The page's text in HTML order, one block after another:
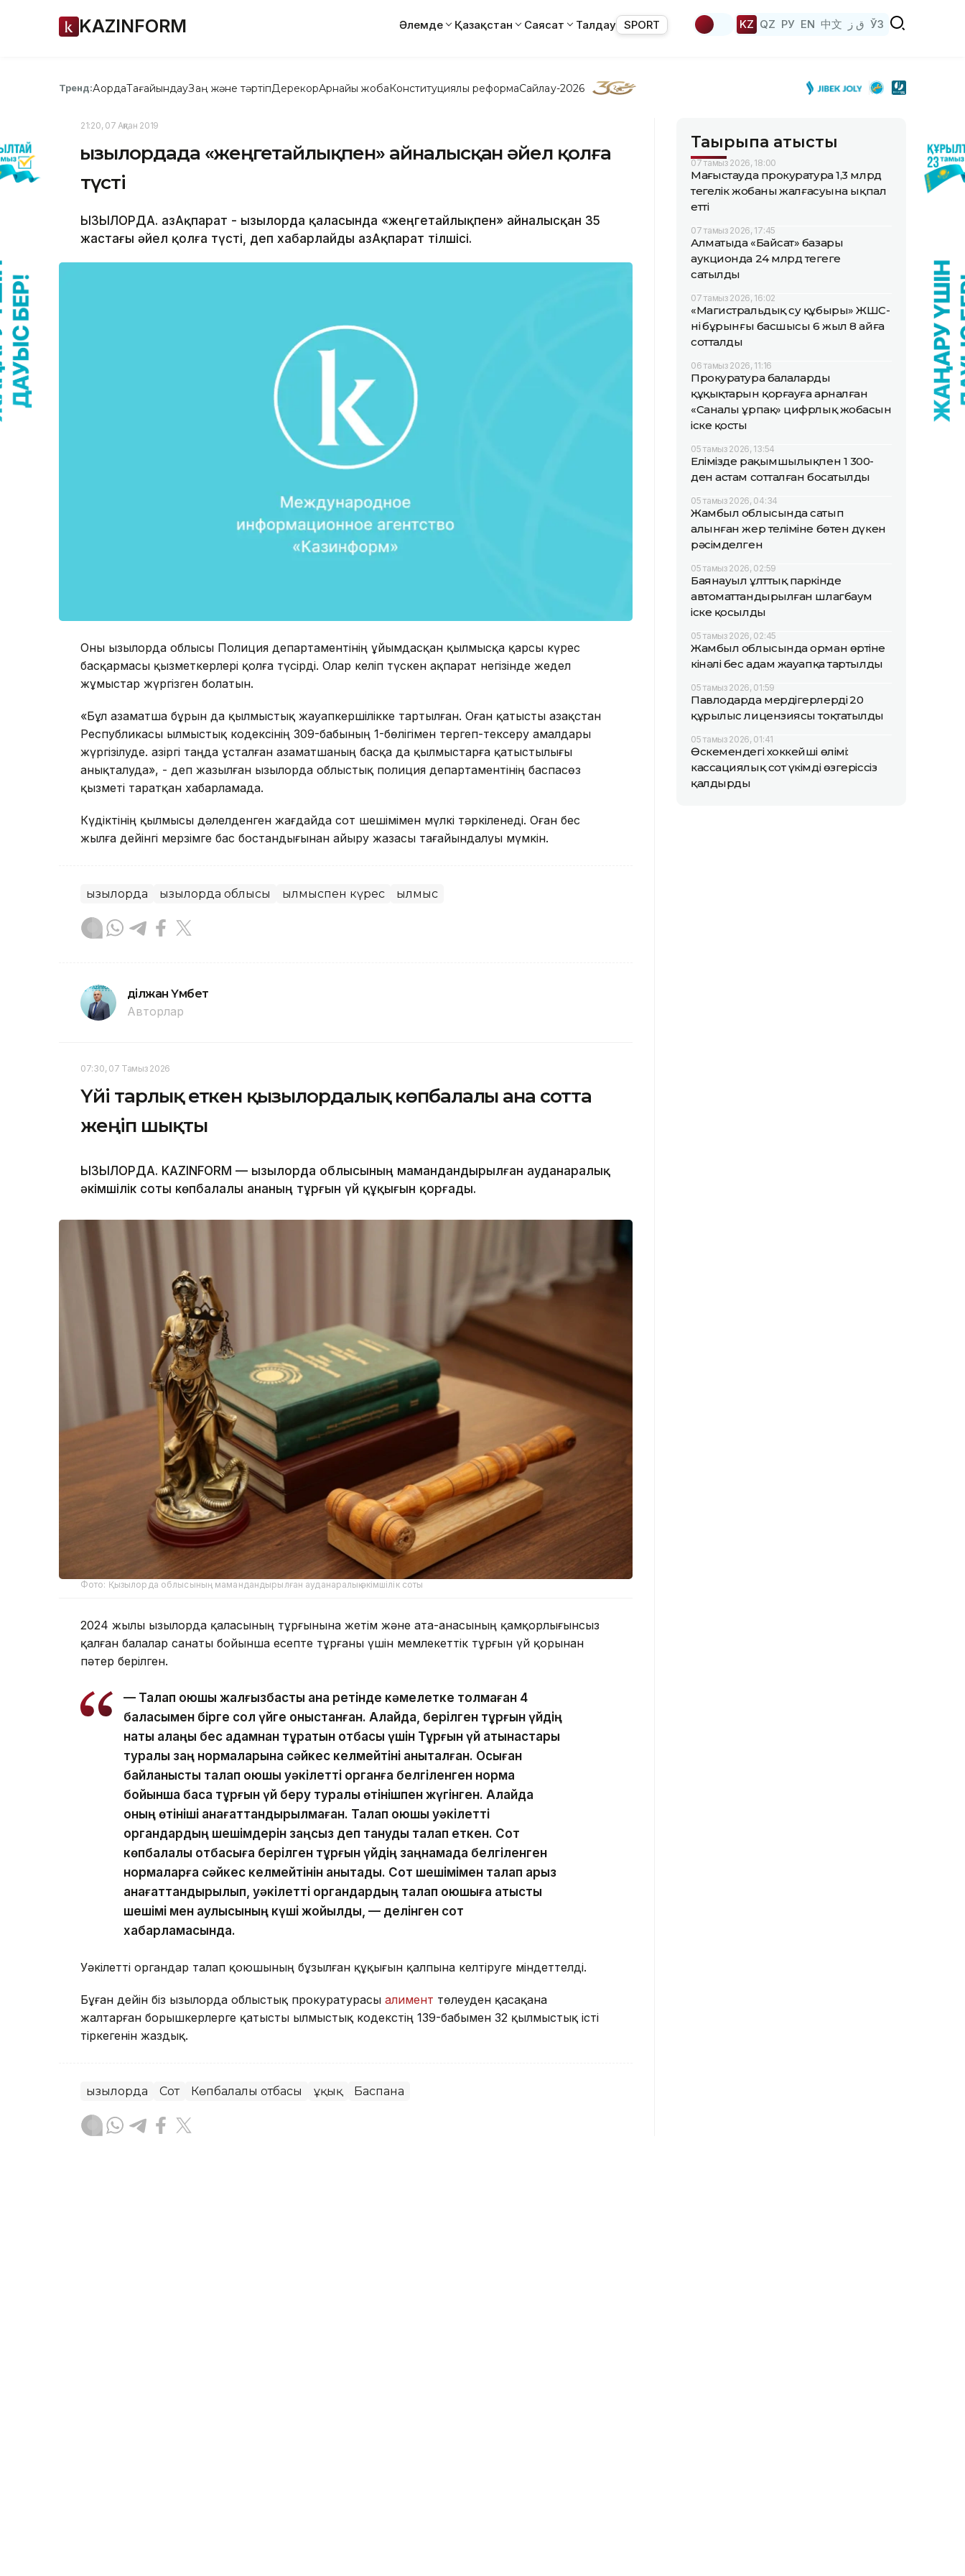
KAZINFORM Әлемде Қазақстан Саясат Талдау SPORT KZ QZ РУ EN 中文 ق ز ЎЗ
Тренд:АқордаТағайындауЗаң және тәртіпДерекқорАрнайы жобаКонституциялық реформаСайлау-2026
21:20, 07 Ақпан 2019
Қызылордада «жеңгетайлықпен» айналысқан әйел қолға
түсті
ҚЫЗЫЛОРДА. ҚазАқпарат - Қызылорда қаласында «жеңгетайлықпен» айналысқан 35
жастағы әйел қолға түсті, деп хабарлайды ҚазАқпарат тілшісі.
Оны Қызылорда облысы Полиция департаментінің ұйымдасқан қылмысқа қарсы күрес
басқармасы қызметкерлері қолға түсірді. Олар келіп түскен ақпарат негізінде жедел
жұмыстар жүргізген болатын.
«Бұл азаматша бұрын да қылмыстық жауапкершілікке тартылған. Оған қатысты Қазақстан
Республикасы Қылмыстық кодексінің 309-бабының 1-бөлігімен тергеп-тексеру амалдары
жүргізілуде. Қазіргі таңда ұсталған азаматшаның басқа да қылмыстарға қатыстылығы
анықталуда», - деп жазылған Қызылорда облыстық полиция департаментінің баспасөз
қызметі таратқан хабарламада.
Күдіктінің қылмысы дәлелденген жағдайда сот шешімімен мүлкі тәркіленеді. Оған бес
жылға дейінгі мерзімге бас бостандығынан айыру жазасы тағайындалуы мүмкін.
Қызылорда Қызылорда облысы Қылмыспен күрес Қылмыс
Әділжан Үмбет
Авторлар
07:30, 07 Тамыз 2026
Үйі тарлық еткен қызылордалық көпбалалы ана сотта
жеңіп шықты
ҚЫЗЫЛОРДА. KAZINFORM — Қызылорда облысының мамандандырылған ауданаралық
әкімшілік соты көпбалалы ананың тұрғын үй құқығын қорғады.
Фото: Қызылорда облысының мамандандырылған ауданаралық әкімшілік соты
2024 жылы Қызылорда қаласының тұрғынына жетім және ата-анасының қамқорлығынсыз
қалған балалар санаты бойынша есепте тұрғаны үшін мемлекеттік тұрғын үй қорынан
пәтер берілген.
— Талап қоюшы жалғызбасты ана ретінде кәмелетке толмаған 4
баласымен бірге сол үйге қоныстанған. Алайда, берілген тұрғын үйдің
нақты алаңы бес адамнан тұратын отбасы үшін Тұрғын үй қатынастары
туралы заң нормаларына сәйкес келмейтіні анықталған. Осыған
байланысты талап қоюшы уәкілетті органға белгіленген норма
бойынша басқа тұрғын үй беру туралы өтінішпен жүгінген. Алайда
оның өтініші қанағаттандырылмаған. Талап қоюшы уәкілетті
органдардың шешімдерін заңсыз деп тануды талап еткен. Сот
көпбалалы отбасыға берілген тұрғын үйдің заңнамада белгіленген
нормаларға сәйкес келмейтінін анықтады. Сот шешімімен талап арыз
қанағаттандырылып, уәкілетті органдардың талап қоюшыға қатысты
шешімі мен қаулысының күші жойылды, — делінген сот
хабарламасында.
Уәкілетті органдар талап қоюшының бұзылған құқығын қалпына келтіруге міндеттелді.
Бұған дейін біз Қызылорда облыстық прокуратурасы алимент төлеуден қасақана
жалтарған борышкерлерге қатысты Қылмыстық кодекстің 139-бабымен 32 қылмыстық істі
тіркегенін жаздық.
Қызылорда Сот Көпбалалы отбасы Құқық Баспана
Тақырыпқа қатысты
07 тамыз 2026, 18:00
Маңғыстауда прокуратура 1,3 млрд
теңгелік жобаның жалғасуына ықпал
етті
07 тамыз 2026, 17:45
Алматыда «Байсат» базары
аукционда 24 млрд теңгеге
сатылды
07 тамыз 2026, 16:02
«Магистральдық су құбыры» ЖШС-
нің бұрынғы басшысы 6 жыл 8 айға
сотталды
06 тамыз 2026, 11:16
Прокуратура балалардың
құқықтарын қорғауға арналған
«Саналы ұрпақ» цифрлық жобасын
іске қосты
05 тамыз 2026, 13:54
Елімізде рақымшылықпен 1 300-
ден астам сотталған босатылды
05 тамыз 2026, 04:34
Жамбыл облысында сатып
алынған жер теліміне бөтен дүкен
рәсімделген
05 тамыз 2026, 02:59
Баянауыл ұлттық паркінде
автоматтандырылған шлагбаум
іске қосылды
05 тамыз 2026, 02:45
Жамбыл облысында орман өртіне
кінәлі бес адам жауапқа тартылды
05 тамыз 2026, 01:59
Павлодарда мердігерлердің 20
құрылыс лицензиясы тоқтатылды
05 тамыз 2026, 01:41
Өскемендегі хоккейші өлімі:
кассациялық сот үкімді өзгеріссіз
қалдырды